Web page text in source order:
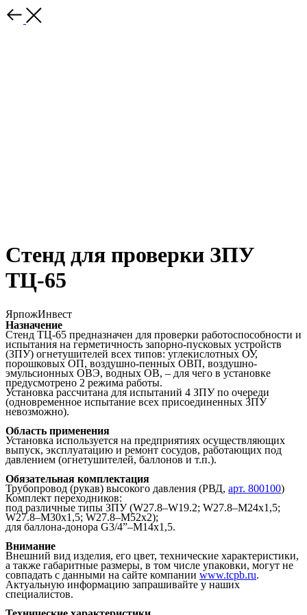
Стенд для проверки ЗПУ
ТЦ-65
ЯрпожИнвест
Назначение
Cтенд ТЦ-65 предназначен для проверки работоспособности и
испытания на герметичность запорно-пусковых устройств
(ЗПУ) огнетушителей всех типов: углекислотных ОУ,
порошковых ОП, воздушно-пенных ОВП, воздушно-
эмульсионных ОВЭ, водных ОВ, – для чего в установке
предусмотрено 2 режима работы.
Установка рассчитана для испытаний 4 ЗПУ по очереди
(одновременное испытание всех присоединенных ЗПУ
невозможно).
Область применения
Установка используется на предприятиях осуществляющих
выпуск, эксплуатацию и ремонт сосудов, работающих под
давлением (огнетушителей, баллонов и т.п.).
Обязательная комплектация
Трубопровод (рукав) высокого давления (РВД, арт. 800100)
Комплект переходников:
под различные типы ЗПУ (W27.8–W19.2; W27.8–М24х1,5;
W27.8–М30х1,5; W27.8–М52х2);
для баллона-донора G3/4”–М14х1,5.
Внимание
Внешний вид изделия, его цвет, технические характеристики,
а также габаритные размеры, в том числе упаковки, могут не
совпадать с данными на сайте компании www.tcpb.ru.
Актуальную информацию запрашивайте у наших
специалистов.